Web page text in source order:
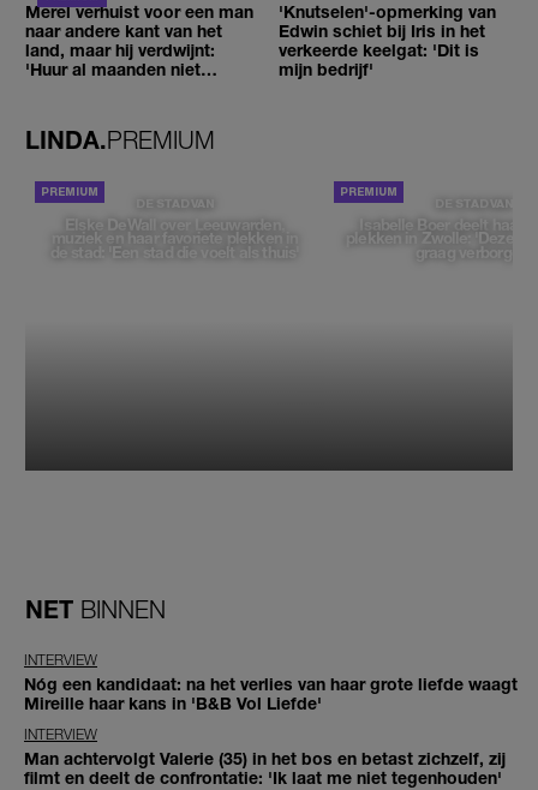
Merel verhuist voor een man
naar andere kant van het
land, maar hij verdwijnt:
'Huur al maanden niet
'Knutselen'-opmerking van
Edwin schiet bij Iris in het
verkeerde keelgat: 'Dit is
mijn bedrijf'
LINDA.PREMIUM
DE STAD VAN
Elske DeWall over Leeuwarden,
muziek en haar favoriete plekken in
de stad: 'Een stad die voelt als thuis'
DE STAD VAN
Isabelle Boer deelt haar
plekken in Zwolle: 'Deze
graag verborgen'
NET BINNEN
INTERVIEW
Nóg een kandidaat: na het verlies van haar grote liefde waagt
Mireille haar kans in 'B&B Vol Liefde'
INTERVIEW
Man achtervolgt Valerie (35) in het bos en betast zichzelf, zij
filmt en deelt de confrontatie: 'Ik laat me niet tegenhouden'